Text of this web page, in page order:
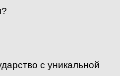
с уникальной